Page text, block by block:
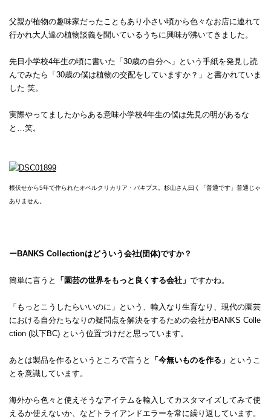
父親が植物の趣味家だったこともあり小さい頃から色々なお店に連れて
行かれ大人達の植物談義を聞いているうちに興味が沸いてきました。
先日小学校4年生の頃に書いた「30歳の自分へ」という手紙を発見し読
んでみたら「30歳の僕は植物の交配をしていますか？」と書かれていま
した 笑。
実際やってましたからある意味小学校4年生の僕は先見の明があるな
と…笑。
根伏せから5年で作られたオペルクリカリア・パキプス。杉山さん曰く「普通です」普通じゃ
ありません。
ーBANKS Collectionはどういう会社(団体)ですか？
簡単に言うと 「園芸の世界をもっと良くする会社」 ですかね。
「もっとこうしたらいいのに」という、輸入なり生育なり、現代の園芸
における自分たちなりの疑問点を解決をするための会社がBANKS Colle
ction (以下BC) という位置づけだと思っています。
あとは製品を作るというところで言うと 「今無いものを作る」 というこ
とを意識しています。
海外から色々と使えそうなアイテムを輸入してカスタマイズしてみて使
えるか使えないか、などトライアンドエラーを常に繰り返しています。